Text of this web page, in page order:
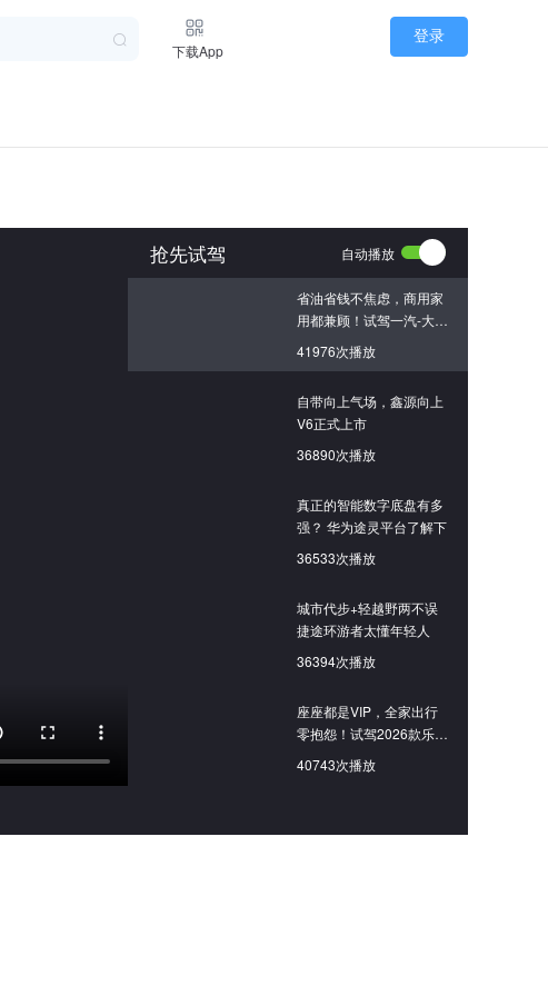
登录
下载App
抢先试驾 自动播放
省油省钱不焦虑，商用家
用都兼顾！试驾一汽-大众
迈腾PHEV
41976次播放
自带向上气场，鑫源向上
V6正式上市
36890次播放
真正的智能数字底盘有多
强？ 华为途灵平台了解下
36533次播放
城市代步+轻越野两不误
捷途环游者太懂年轻人
36394次播放
座座都是VIP，全家出行
零抱怨！试驾2026款乐道
L90 Ultra+六座版
40743次播放